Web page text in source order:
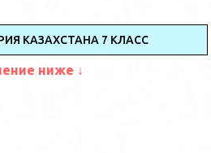
КАЗАХСТАНА 7 КЛАСС
ниже ↓